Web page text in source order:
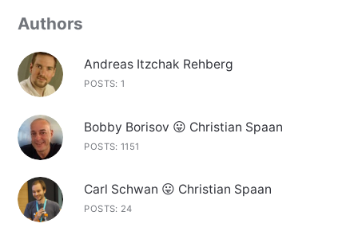
Authors
Andreas Itzchak Rehberg
POSTS: 1
Bobby Borisov 😛 Christian Spaan
POSTS: 1151
Carl Schwan 😛 Christian Spaan
POSTS: 24